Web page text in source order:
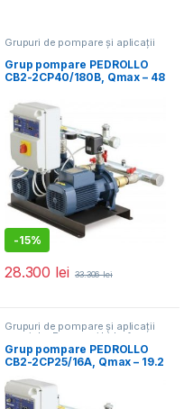
Grupuri de pompare și aplicații
speciale Pompe și hidrofoare
Grup pompare PEDROLLO
CB2-2CP40/180B, Qmax – 48
-15%
28.300 lei 33.306lei
Grupuri de pompare și aplicații
speciale Pompe și hidrofoare
Grup pompare PEDROLLO
CB2-2CP25/16A, Qmax – 19.2